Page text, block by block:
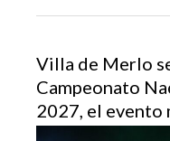
Villa de Merlo
Campeonato
2027, el evento